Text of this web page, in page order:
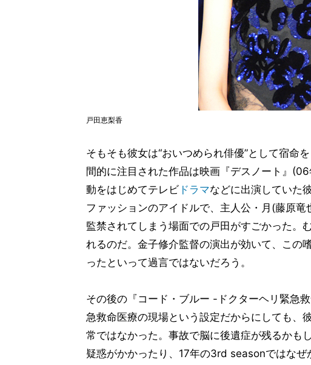
戸田恵梨香
そもそも彼女は“おいつめられ俳優”として宿命
間的に注目された作品は映画『デスノート』
動をはじめてテレビ ドラマなどに出演していた
ファッションのアイドルで、主人公・月(藤原
監禁されてしまう場面での戸田がすごかった。
れるのだ。金子修介監督の演出が効いて、この
ったといって過言ではないだろう。
その後の『コード・ブルー -ドクターヘリ緊急
急救命医療の現場という設定だからにしても、
常ではなかった。事故で脳に後遺症が残るかも
疑惑がかかったり、17年の3rd seasonではな